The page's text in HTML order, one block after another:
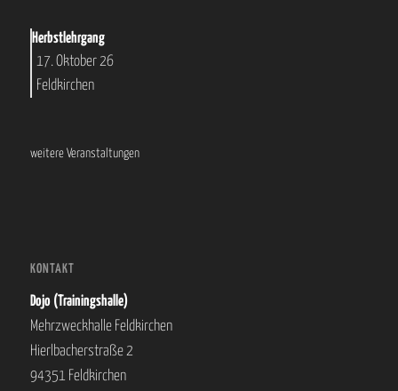
Herbstlehrgang
17. Oktober 26
Feldkirchen
weitere Veranstaltungen
KONTAKT
Dojo (Trainingshalle)
Mehrzweckhalle Feldkirchen
Hierlbacherstraße 2
94351 Feldkirchen